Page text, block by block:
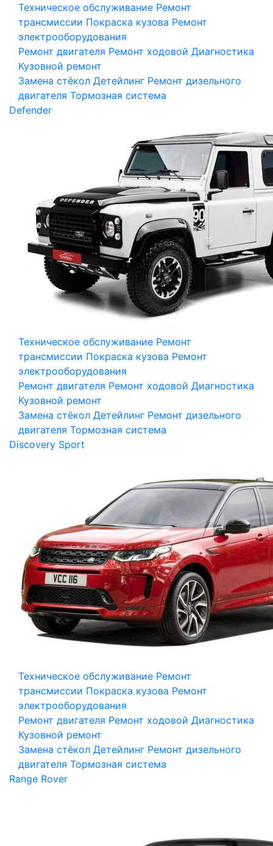
Техническое обслуживание Ремонт
трансмиссии Покраска кузова Ремонт
электрооборудования
Ремонт двигателя Ремонт ходовой Диагностика
Кузовной ремонт
Замена стёкол Детейлинг Ремонт дизельного
двигателя Тормозная система
Defender
Техническое обслуживание Ремонт
трансмиссии Покраска кузова Ремонт
электрооборудования
Ремонт двигателя Ремонт ходовой Диагностика
Кузовной ремонт
Замена стёкол Детейлинг Ремонт дизельного
двигателя Тормозная система
Discovery Sport
Техническое обслуживание Ремонт
трансмиссии Покраска кузова Ремонт
электрооборудования
Ремонт двигателя Ремонт ходовой Диагностика
Кузовной ремонт
Замена стёкол Детейлинг Ремонт дизельного
двигателя Тормозная система
Range Rover